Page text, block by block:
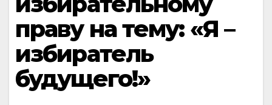
праву на тему: «Я –
избиратель
будущего!»